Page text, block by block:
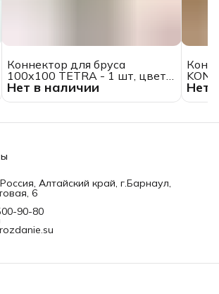
Нет в наличии
Коннектор для бруса
100x100 TETRA - 1 шт, цвет
мох, с шурупами
Нет
мох,
Алтайский край, г.Барнаул,
6
90-80